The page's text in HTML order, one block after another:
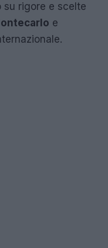
su rigore e scelte
e